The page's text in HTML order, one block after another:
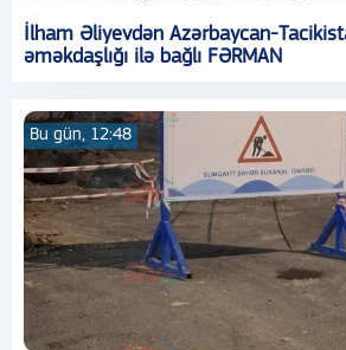
İlham Əliyevdən Azərbaycan-
əməkdaşlığı ilə bağlı FƏRMAN
Bu gün, 12:48